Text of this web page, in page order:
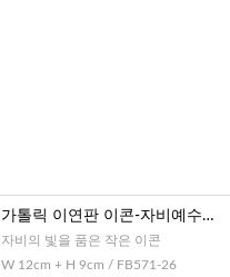
가톨릭 이연판 이콘-자비예수님
+자비의기도문(이태리)
자비의 빛을 품은 작은 이콘
W 12cm + H 9cm / FB571-26